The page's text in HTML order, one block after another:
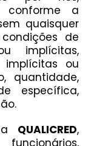
conforme a
quaisquer
de
implícitas,
ou
quantidade,
específica,
a QUALICRED,